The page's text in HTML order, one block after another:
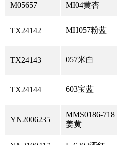
M05657 MI04黄杏
TX24142 MH057粉蓝
TX24143 057米白
TX24144 603宝蓝
YN2006235
MMS0186-718
姜黄